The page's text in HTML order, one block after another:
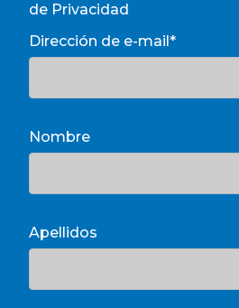
de Privacidad
Dirección de e-mail*
Nombre
Apellidos